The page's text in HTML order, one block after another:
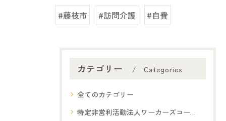
#藤枝市 #訪問介護 #自費
カテゴリー Categories
全てのカテゴリー
特定非営利活動法人ワーカーズコープ夢コープ